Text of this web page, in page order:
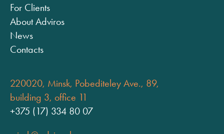
For Clients
About Adviros
News
Contacts
220020, Minsk, Pobediteley Ave., 89,
building 3, office 11
+375 (17) 334 80 07